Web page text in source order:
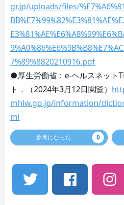
gr.jp/uploads/files/
7%89%8820210916.pdf
●厚生労働省：e-ヘルスネット
ト．（2024年3月12日閲覧）
mhlw.go.jp/information/
ml
参考になった 0